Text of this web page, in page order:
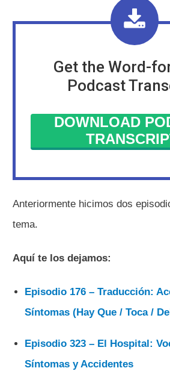
Get the Word-
Podcast
DOWNLOAD
Anteriormente hicimos dos
tema.
Aquí te los dejamos:
Episodio 176 – Traducción:
Síntomas (Hay Que / Toca /
Episodio 323 – El Hospital:
Síntomas y Accidentes